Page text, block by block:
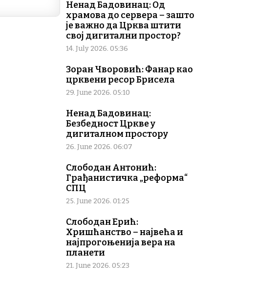
Ненад Бадовинац: Од
храмова до сервера – зашто
је важно да Црква штити
свој дигитални простор?
14. July 2026. 05:36
Зоран Чворовић: Фанар као
црквени ресор Брисела
29. June 2026. 05:10
Ненад Бадовинац:
Безбедност Цркве у
дигиталном простору
26. June 2026. 06:07
Слободан Антонић:
Грађанистичка „реформа“
СПЦ
25. June 2026. 01:25
Слободан Ерић:
Хришћанство – највећа и
најпрогоњенија вера на
планети
21. June 2026. 05:23